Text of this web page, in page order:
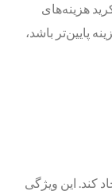
هزینه‌های
پایین‌تر باشد،
کند. این ویژگی